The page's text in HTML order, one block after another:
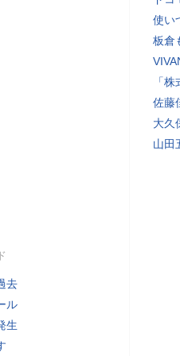
去
ル
生
使い
板倉
「
佐藤
大久
山田